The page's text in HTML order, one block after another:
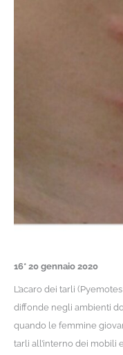
16* 20 gennaio 2020
L’acaro dei tarli
diffonde negli ambienti
quando le femmine
tarli all’interno dei mobili